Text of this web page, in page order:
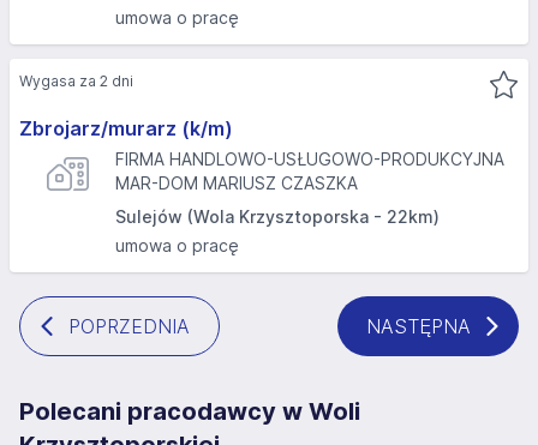
umowa o pracę
Zbrojarz/murarz (k/m)
FIRMA HANDLOWO-USŁUGOWO-PRODUKCYJNA
MAR-DOM MARIUSZ CZASZKA
Sulejów (Wola Krzysztoporska - 22km)
umowa o pracę
Wygasa za 2 dni
POPRZEDNIA NASTĘPNA
Polecani pracodawcy w Woli